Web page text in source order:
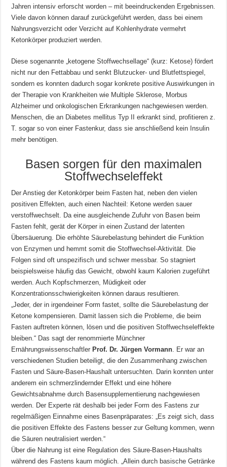
Jahren intensiv erforscht worden – mit beeindruckenden Ergebnissen.
Viele davon können darauf zurückgeführt werden, dass bei einem
Nahrungsverzicht oder Verzicht auf Kohlenhydrate vermehrt
Ketonkörper produziert werden.
Diese sogenannte „ketogene Stoffwechsellage“ (kurz: Ketose) fördert
nicht nur den Fettabbau und senkt Blutzucker- und Blutfettspiegel,
sondern es konnten dadurch sogar konkrete positive Auswirkungen in
der Therapie von Krankheiten wie Multiple Sklerose, Morbus
Alzheimer und onkologischen Erkrankungen nachgewiesen werden.
Menschen, die an Diabetes mellitus Typ II erkrankt sind, profitieren z.
T. sogar so von einer Fastenkur, dass sie anschließend kein Insulin
mehr benötigen.
Basen sorgen für den maximalen
Stoffwechseleffekt
Der Anstieg der Ketonkörper beim Fasten hat, neben den vielen
positiven Effekten, auch einen Nachteil: Ketone werden sauer
verstoffwechselt. Da eine ausgleichende Zufuhr von Basen beim
Fasten fehlt, gerät der Körper in einen Zustand der latenten
Übersäuerung. Die erhöhte Säurebelastung behindert die Funktion
von Enzymen und hemmt somit die Stoffwechsel-Aktivität. Die
Folgen sind oft unspezifisch und schwer messbar. So stagniert
beispielsweise häufig das Gewicht, obwohl kaum Kalorien zugeführt
werden. Auch Kopfschmerzen, Müdigkeit oder
Konzentrationsschwierigkeiten können daraus resultieren.
„Jeder, der in irgendeiner Form fastet, sollte die Säurebelastung der
Ketone kompensieren. Damit lassen sich die Probleme, die beim
Fasten auftreten können, lösen und die positiven Stoffwechseleffekte
bleiben.“ Das sagt der renommierte Münchner
Ernährungswissenschaftler Prof. Dr. Jürgen Vormann. Er war an
verschiedenen Studien beteiligt, die den Zusammenhang zwischen
Fasten und Säure-Basen-Haushalt untersuchten. Darin konnten unter
anderem ein schmerzlindernder Effekt und eine höhere
Gewichtsabnahme durch Basensupplementierung nachgewiesen
werden. Der Experte rät deshalb bei jeder Form des Fastens zur
regelmäßigen Einnahme eines Basenpräparates: „Es zeigt sich, dass
die positiven Effekte des Fastens besser zur Geltung kommen, wenn
die Säuren neutralisiert werden.“
Über die Nahrung ist eine Regulation des Säure-Basen-Haushalts
während des Fastens kaum möglich. „Allein durch basische Getränke